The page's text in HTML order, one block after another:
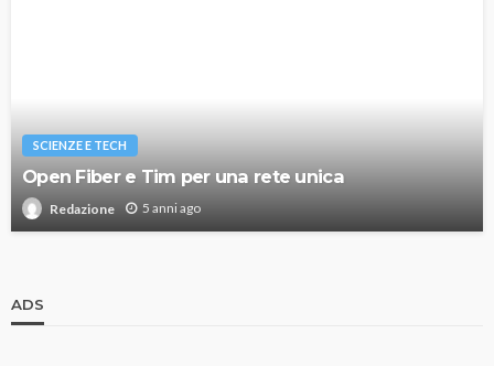
SCIENZE E TECH
Open Fiber e Tim per una rete unica
Redazione 5 anni ago
ADS